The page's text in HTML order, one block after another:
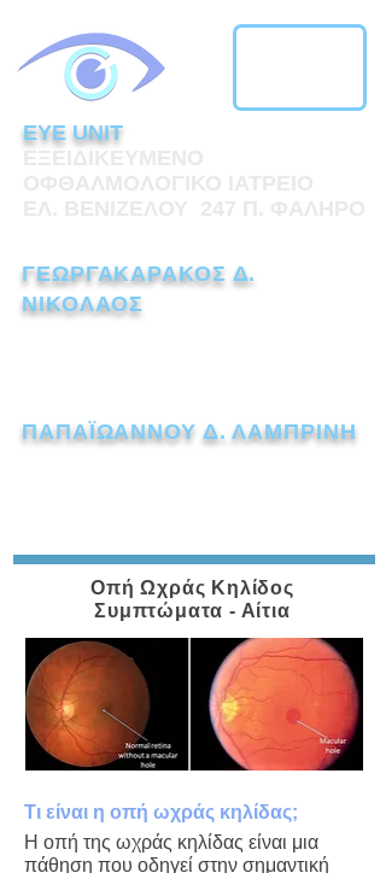
EYE UNIT
ΓΕΩΡΓΑΚΑΡΑΚΟΣ Δ.
ΝΙΚΟΛΑΟΣ
ΠΑΠΑΪΩΑΝΝΟΥ Δ. ΛΑΜΠΡΙΝΗ
Οπή Ωχράς Κηλίδος
Συμπτώματα - Αίτια
Τι είναι η οπή ωχράς κηλίδας;
Η οπή της ωχράς κηλίδας είναι μια
πάθηση που οδηγεί στην σημαντική